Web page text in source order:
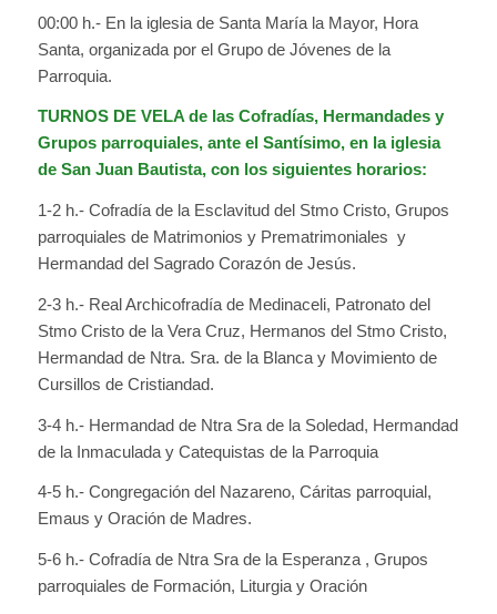
00:00 h.- En la iglesia de Santa María la Mayor, Hora
Santa, organizada por el Grupo de Jóvenes de la
Parroquia.
TURNOS DE VELA de las Cofradías, Hermandades y
Grupos parroquiales, ante el Santísimo, en la iglesia
de San Juan Bautista, con los siguientes horarios:
1-2 h.- Cofradía de la Esclavitud del Stmo Cristo, Grupos
parroquiales de Matrimonios y Prematrimoniales y
Hermandad del Sagrado Corazón de Jesús.
2-3 h.- Real Archicofradía de Medinaceli, Patronato del
Stmo Cristo de la Vera Cruz, Hermanos del Stmo Cristo,
Hermandad de Ntra. Sra. de la Blanca y Movimiento de
Cursillos de Cristiandad.
3-4 h.- Hermandad de Ntra Sra de la Soledad, Hermandad
de la Inmaculada y Catequistas de la Parroquia
4-5 h.- Congregación del Nazareno, Cáritas parroquial,
Emaus y Oración de Madres.
5-6 h.- Cofradía de Ntra Sra de la Esperanza , Grupos
parroquiales de Formación, Liturgia y Oración